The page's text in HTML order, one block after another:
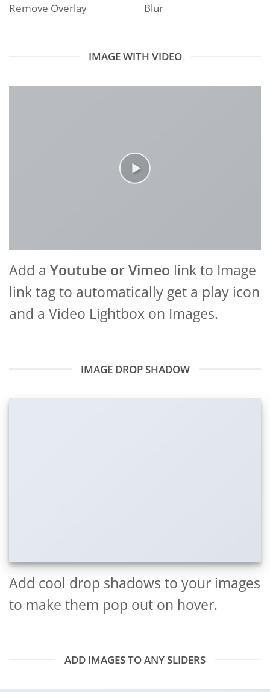
Remove Overlay Blur
IMAGE WITH VIDEO
Add a Youtube or Vimeo link to Image
link tag to automatically get a play icon
and a Video Lightbox on Images.
IMAGE DROP SHADOW
Add cool drop shadows to your images
to make them pop out on hover.
ADD IMAGES TO ANY SLIDERS